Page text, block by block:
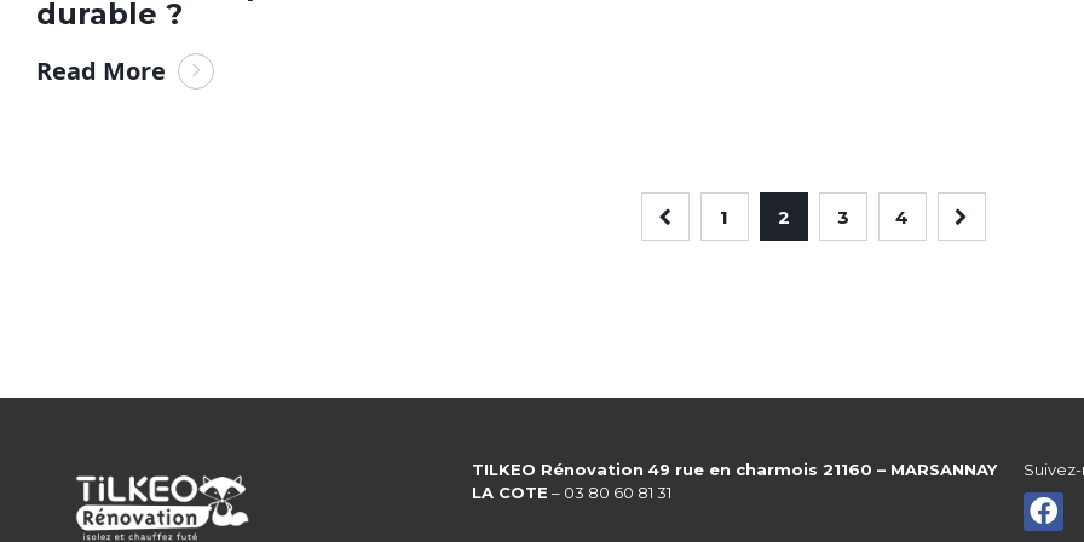
durable ?
Read More
1 2 3 4
TILKEO Rénovation 49 rue en charmois 21160 – MARSANNAY
LA COTE – 03 80 60 81 31